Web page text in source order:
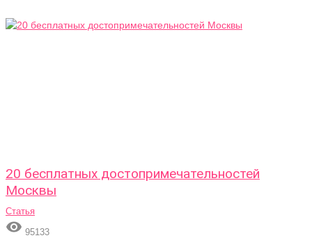
20 бесплатных достопримечательностей
Москвы
Статья
 95133